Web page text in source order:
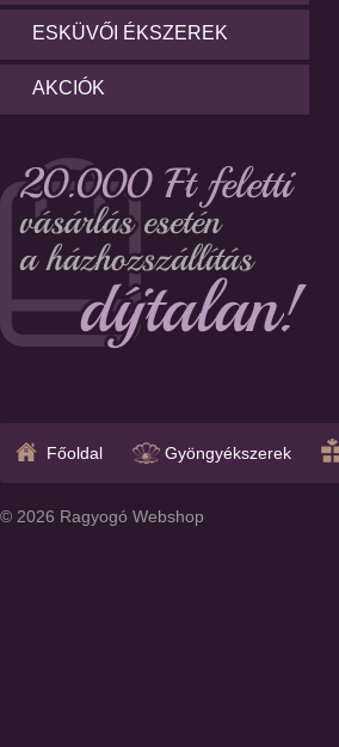
ESKÜVŐI ÉKSZEREK
AKCIÓK
Főoldal Gyöngyékszerek
© 2026 Ragyogó Webshop